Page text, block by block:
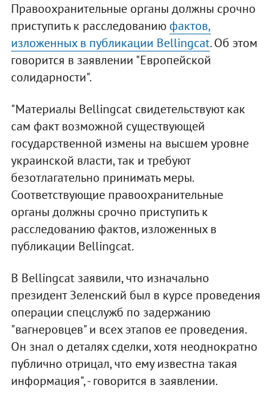
Правоохранительные органы должны срочно
приступить к расследованиюфактов,
изложенных в публикации Bellingcat. Об этом
говорится в заявлении "Европейской
солидарности".
"Материалы Bellingcat свидетельствуют как
сам факт возможной существующей
государственной измены на высшем уровне
украинской власти, так и требуют
безотлагательно принимать меры.
Соответствующие правоохранительные
органы должны срочно приступить к
расследованию фактов, изложенных в
публикации Bellingcat.
В Bellingcat заявили, что изначально
президент Зеленский был в курсе проведения
операции спецслужб по задержанию
"вагнеровцев" и всех этапов ее проведения.
Он знал о деталях сделки, хотя неоднократно
публично отрицал, что ему известна такая
информация", - говорится в заявлении.